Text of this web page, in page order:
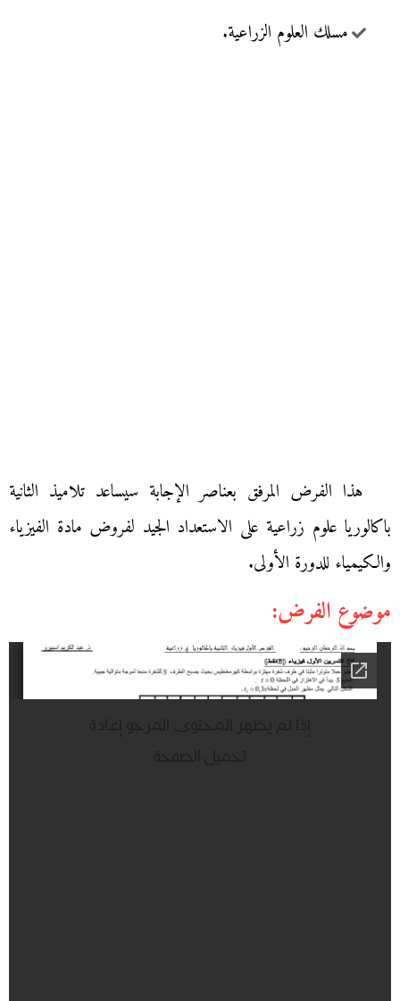
مسلك العلوم الزراعية.
هذا الفرض المرفق بعناصر الإجابة سيساعد تلاميذ الثانية
باكالوريا علوم زراعية على الاستعداد الجيد لفروض مادة الفيزياء
والكيمياء للدورة الأولى.
موضوع الفرض: